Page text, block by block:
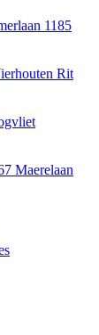
1185
Rit
Maerelaan